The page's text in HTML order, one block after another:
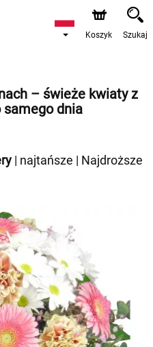
Koszyk Szukaj
– świeże kwiaty z
dnia
| najtańsze | Najdroższe